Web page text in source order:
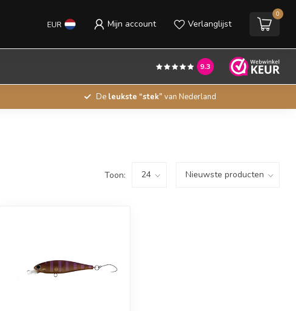
EUR Mijn account Verlanglijst
0
9.3
Deleukste “stek” van Nederland
Toon: